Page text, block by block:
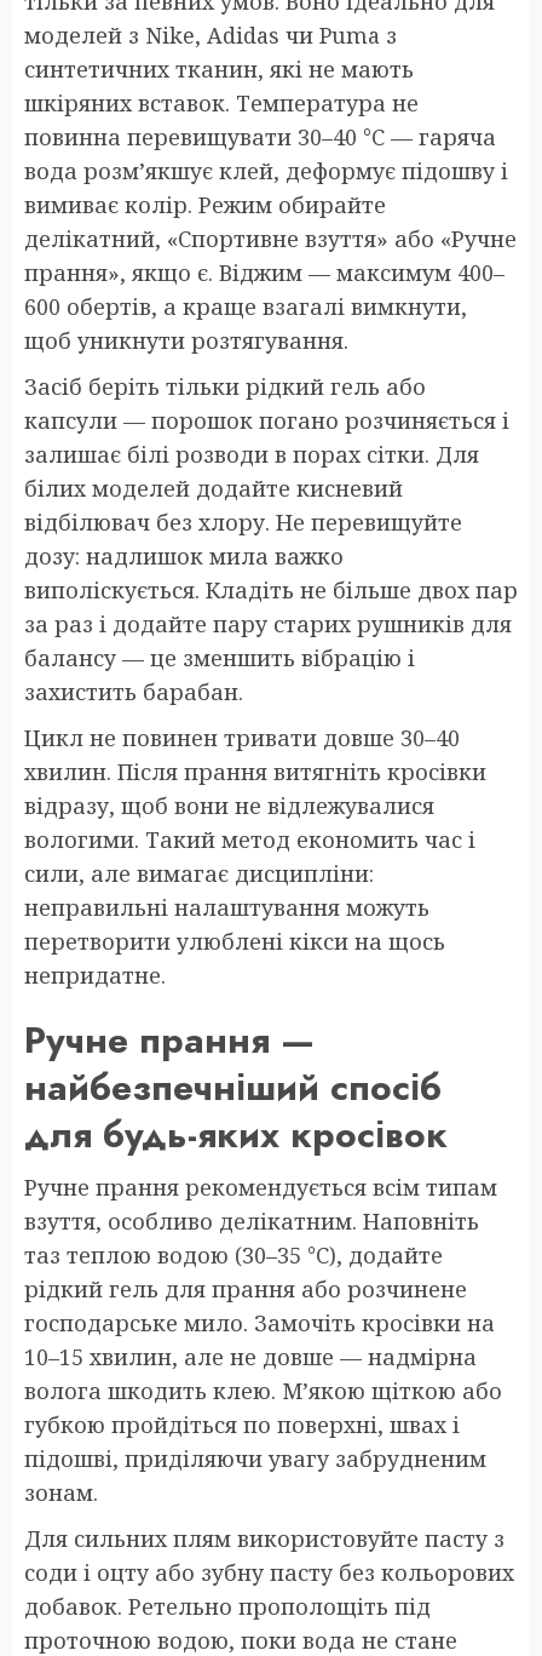
моделей з Nike, Adidas чи Puma з
синтетичних тканин, які не мають
шкіряних вставок. Температура не
повинна перевищувати 30–40 °C — гаряча
вода розм’якшує клей, деформує підошву і
вимиває колір. Режим обирайте
делікатний, «Спортивне взуття» або «Ручне
прання», якщо є. Віджим — максимум 400–
600 обертів, а краще взагалі вимкнути,
щоб уникнути розтягування.
Засіб беріть тільки рідкий гель або
капсули — порошок погано розчиняється і
залишає білі розводи в порах сітки. Для
білих моделей додайте кисневий
відбілювач без хлору. Не перевищуйте
дозу: надлишок мила важко
виполіскується. Кладіть не більше двох пар
за раз і додайте пару старих рушників для
балансу — це зменшить вібрацію і
захистить барабан.
Цикл не повинен тривати довше 30–40
хвилин. Після прання витягніть кросівки
відразу, щоб вони не відлежувалися
вологими. Такий метод економить час і
сили, але вимагає дисципліни:
неправильні налаштування можуть
перетворити улюблені кікси на щось
непридатне.
Ручне прання —
найбезпечніший спосіб
для будь-яких кросівок
Ручне прання рекомендується всім типам
взуття, особливо делікатним. Наповніть
таз теплою водою (30–35 °C), додайте
рідкий гель для прання або розчинене
господарське мило. Замочіть кросівки на
10–15 хвилин, але не довше — надмірна
волога шкодить клею. М’якою щіткою або
губкою пройдіться по поверхні, швах і
підошві, приділяючи увагу забрудненим
зонам.
Для сильних плям використовуйте пасту з
соди і оцту або зубну пасту без кольорових
добавок. Ретельно прополощіть під
проточною водою, поки вода не стане